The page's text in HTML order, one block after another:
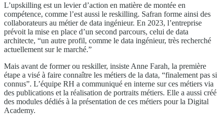
L’upskilling est un levier d’action en matière de montée en
compétence, comme l’est aussi le reskilling. Safran forme ainsi des
collaborateurs au métier de data ingénieur. En 2023, l’entreprise
prévoit la mise en place d’un second parcours, celui de data
architecte, “un autre profil, comme le data ingénieur, très recherché
actuellement sur le marché.”
Mais avant de former ou reskiller, insiste Anne Farah, la première
étape a visé à faire connaître les métiers de la data, “finalement pas si
connus”. L’équipe RH a communiqué en interne sur ces métiers via
des publications et la réalisation de portraits métiers. Elle a aussi créé
des modules dédiés à la présentation de ces métiers pour la Digital
Academy.